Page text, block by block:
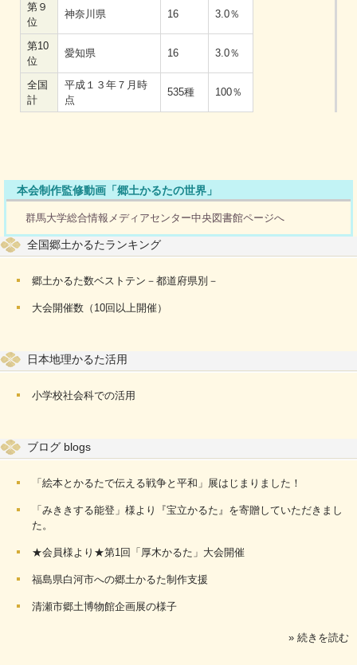
第９
位
神奈川県 16 3.0％
第10
位
愛知県 16 3.0％
全国
計
平成１３年７月時
点
535種 100％
本会制作監修動画「郷土かるたの世界」
群馬大学総合情報メディアセンター中央図書館ページへ
全国郷土かるたランキング
郷土かるた数ベストテン－都道府県別－
大会開催数（10回以上開催）
日本地理かるた活用
小学校社会科での活用
ブログ blogs
「絵本とかるたで伝える戦争と平和」展はじまりました！
「みききする能登」様より『宝立かるた』を寄贈していただきまし
た。
★会員様より★第1回「厚木かるた」大会開催
福島県白河市への郷土かるた制作支援
清瀬市郷土博物館企画展の様子
» 続きを読む